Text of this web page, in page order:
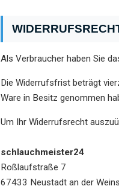
Als Verbraucher haben Sie
Die Widerrufsfrist beträgt
Ware in Besitz genommen
Um Ihr Widerrufsrecht
schlauchmeister24
Roßlaufstraße 7
67433 Neustadt an der